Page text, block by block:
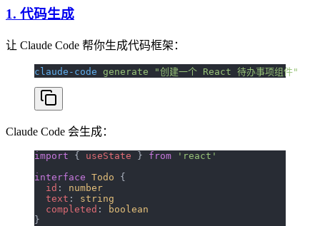
1. 代码生成
让 Claude Code 帮你生成代码框架：
claude-code generate "创建一个 React 待办事项组件"
Claude Code 会生成：
import { useState } from 'react'
interface Todo {
  id
: number
  text
: string
  completed
:
boolean
}